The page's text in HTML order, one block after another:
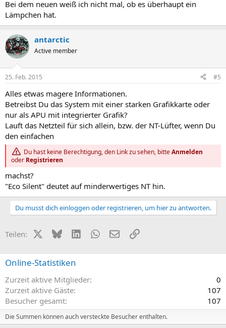
Bei dem neuen weiß ich nicht mal, ob es überhaupt ein
Lämpchen hat.
antarctic
Active member
25. Feb. 2015 #5
Alles etwas magere Informationen.
Betreibst Du das System mit einer starken Grafikkarte oder
nur als APU mit integrierter Grafik?
Lauft das Netzteil für sich allein, bzw. der NT-Lüfter, wenn Du
den einfachen
Du hast keine Berechtigung, den Link zu sehen, bitteAnmelden
oder Registrieren
machst?
"Eco Silent" deutet auf minderwertiges NT hin.
Du musst dich einloggen oder registrieren, um hier zu antworten.
Teilen: X (Twitter)
BlueskyLinkedInWhatsApp
E-MailLink
Online-Statistiken
Zurzeit aktive Mitglieder
0
Zurzeit aktive Gäste
107
Besucher gesamt
107
Die Summen können auch versteckte Besucher enthalten.